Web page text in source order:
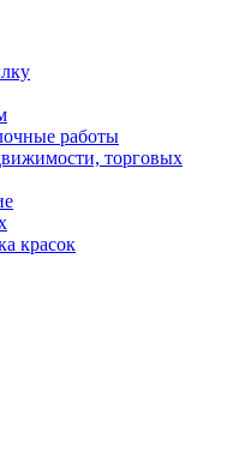
работы
торговых
красок